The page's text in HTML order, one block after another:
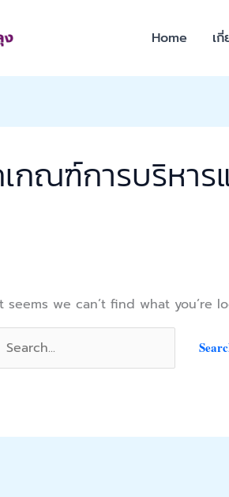
Home เ
กณฑ์การบริหา
seems we can’t find what you’re